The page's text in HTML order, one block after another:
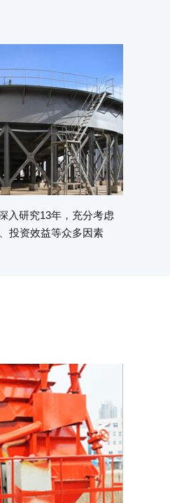
入研究13年，充分考虑
投资效益等众多因素